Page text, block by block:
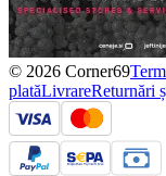
© 2026 Corner69
platăLivrareReturnări